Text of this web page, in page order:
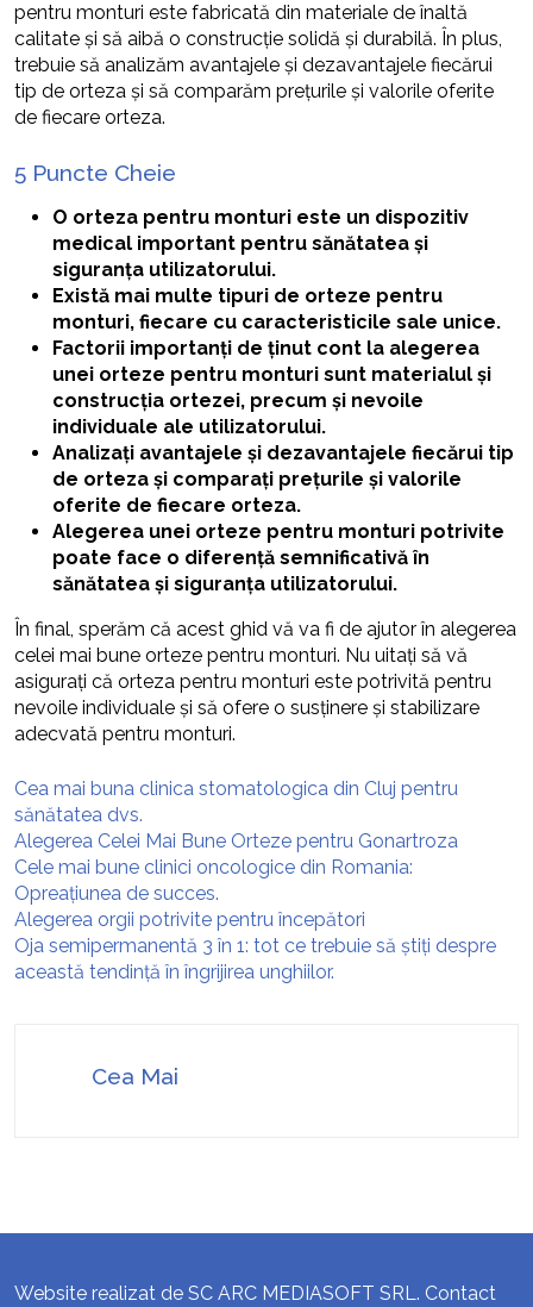
pentru monturi este fabricată din materiale de înaltă
calitate și să aibă o construcție solidă și durabilă. În plus,
trebuie să analizăm avantajele și dezavantajele fiecărui
tip de orteza și să comparăm prețurile și valorile oferite
de fiecare orteza.
5 Puncte Cheie
O orteza pentru monturi este un dispozitiv
medical important pentru sănătatea și
siguranța utilizatorului.
Există mai multe tipuri de orteze pentru
monturi, fiecare cu caracteristicile sale unice.
Factorii importanți de ținut cont la alegerea
unei orteze pentru monturi sunt materialul și
construcția ortezei, precum și nevoile
individuale ale utilizatorului.
Analizați avantajele și dezavantajele fiecărui tip
de orteza și comparați prețurile și valorile
oferite de fiecare orteza.
Alegerea unei orteze pentru monturi potrivite
poate face o diferență semnificativă în
sănătatea și siguranța utilizatorului.
În final, sperăm că acest ghid vă va fi de ajutor în alegerea
celei mai bune orteze pentru monturi. Nu uitați să vă
asigurați că orteza pentru monturi este potrivită pentru
nevoile individuale și să ofere o susținere și stabilizare
adecvată pentru monturi.
Cea mai buna clinica stomatologica din Cluj pentru
sănătatea dvs.
Alegerea Celei Mai Bune Orteze pentru Gonartroza
Cele mai bune clinici oncologice din Romania:
Opreațiunea de succes.
Alegerea orgii potrivite pentru începători
Oja semipermanentă 3 în 1: tot ce trebuie să știți despre
această tendință în îngrijirea unghiilor.
Cea Mai
Website realizat de SC ARC MEDIASOFT SRL. Contact